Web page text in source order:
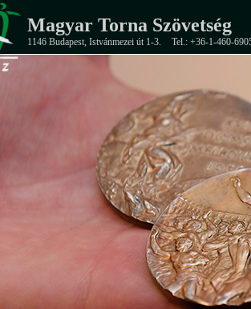
Magyar Torna Szövetség
1146 Budapest, Istvánmezei út 1-3. Tel.: +36-1-460-